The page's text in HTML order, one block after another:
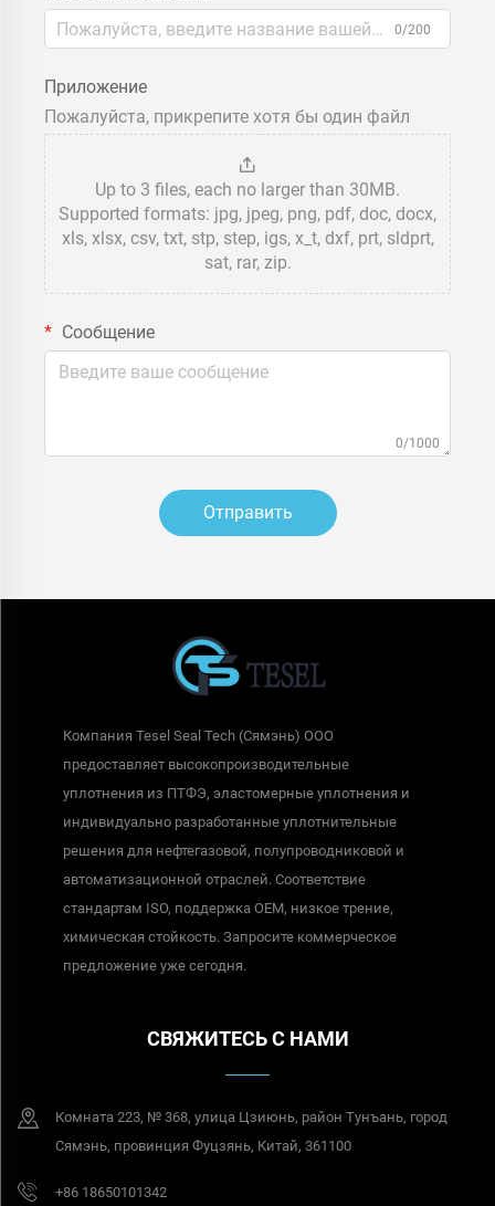
0/200
Приложение
Пожалуйста, прикрепите хотя бы один файл
Up to 3 files, each no larger than 30MB.
Supported formats: jpg, jpeg, png, pdf, doc, docx,
xls, xlsx, csv, txt, stp, step, igs, x_t, dxf, prt, sldprt,
sat, rar, zip.
Сообщение
0/1000
Отправить
Компания Tesel Seal Tech (Сямэнь) ООО
предоставляет высокопроизводительные
уплотнения из ПТФЭ, эластомерные уплотнения и
индивидуально разработанные уплотнительные
решения для нефтегазовой, полупроводниковой и
автоматизационной отраслей. Соответствие
стандартам ISO, поддержка OEM, низкое трение,
химическая стойкость. Запросите коммерческое
предложение уже сегодня.
СВЯЖИТЕСЬ С НАМИ
Комната 223, № 368, улица Цзиюнь, район Тунъань, город
Сямэнь, провинция Фуцзянь, Китай, 361100
+86 18650101342